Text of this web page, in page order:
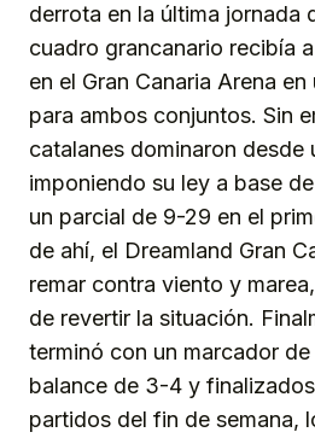
derrota en la última jornada
cuadro grancanario recibía
en el Gran Canaria Arena
para ambos conjuntos. Sin
catalanes dominaron desde
imponiendo su ley a base
un parcial de 9-29 en el
de ahí, el Dreamland Gran
remar contra viento y
de revertir la situación.
terminó con un marcador
balance de 3-4 y
partidos del fin de semana,